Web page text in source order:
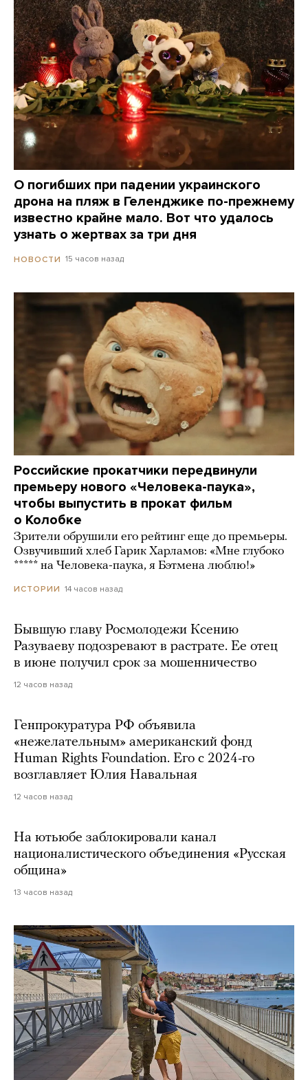
О погибших при падении украинского
дрона на пляж в Геленджике по-прежнему
известно крайне мало. Вот что удалось
узнать о жертвах за три дня
НОВОСТИ 15 часов назад
Российские прокатчики передвинули
премьеру нового «Человека-паука»,
чтобы выпустить в прокат фильм
о Колобке
Зрители обрушили его рейтинг еще до премьеры.
Озвучивший хлеб Гарик Харламов: «Мне глубоко
***** на Человека-паука, я Бэтмена люблю!»
ИСТОРИИ 14 часов назад
Бывшую главу Росмолодежи Ксению
Разуваеву подозревают в растрате. Ее отец
в июне получил срок за мошенничество
12 часов назад
Генпрокуратура РФ объявила
«нежелательным» американский фонд
Human Rights Foundation. Его с 2024-го
возглавляет Юлия Навальная
12 часов назад
На ютьюбе заблокировали канал
националистического объединения «Русская
община»
13 часов назад